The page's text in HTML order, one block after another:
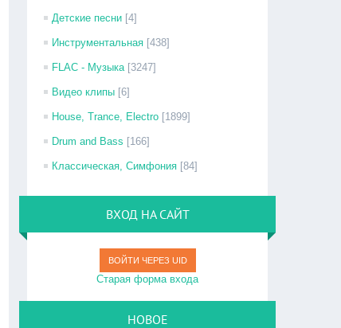
Детские песни [4]
Инструментальная [438]
FLAC - Музыка [3247]
Видео клипы [6]
House, Trance, Electro [1899]
Drum and Bass [166]
Классическая, Симфония [84]
ВХОД НА САЙТ
ВОЙТИ ЧЕРЕЗ UID
Старая форма входа
НОВОЕ